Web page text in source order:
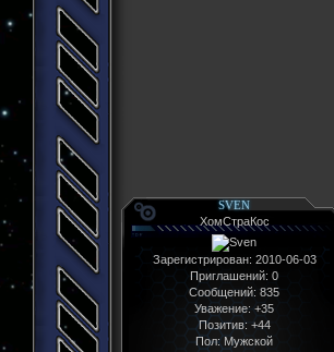
SVEN
ХомСтраКос
Зарегистрирован: 2010-06-03
Приглашений: 0
Сообщений: 835
Уважение: +35
Позитив: +44
Пол: Мужской